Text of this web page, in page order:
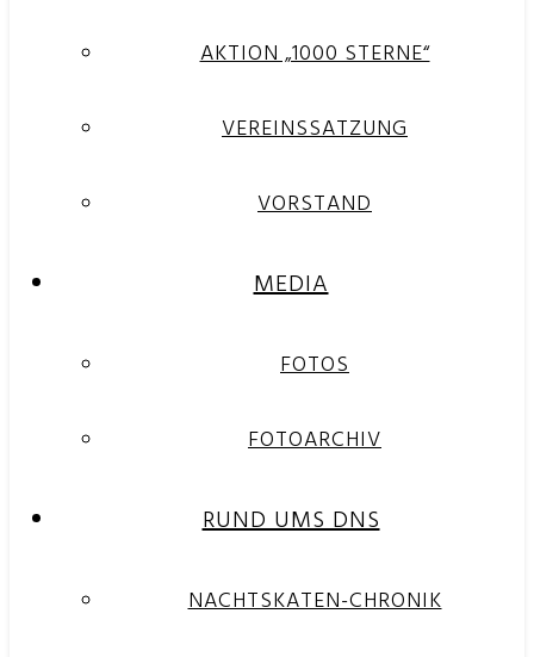
AKTION „1000 STERNE“
VEREINSSATZUNG
VORSTAND
MEDIA
FOTOS
FOTOARCHIV
RUND UMS DNS
NACHTSKATEN-CHRONIK